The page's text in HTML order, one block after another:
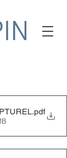
.pdf